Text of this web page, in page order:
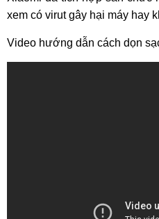
xem có virut gây hại máy hay
Video hướng dẫn cách dọn